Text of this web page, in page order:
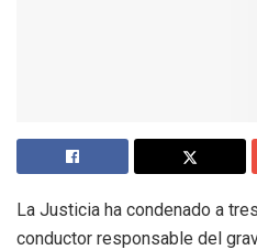
La Justicia ha condenado a
conductor responsable del